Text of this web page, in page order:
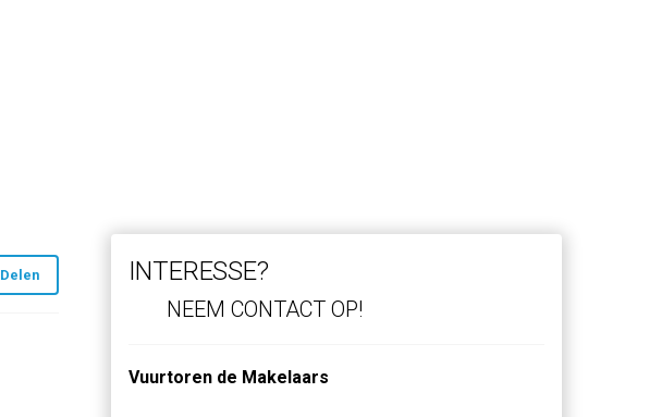
Delen INTERESSE?
NEEM CONTACT OP!
Vuurtoren de Makelaars